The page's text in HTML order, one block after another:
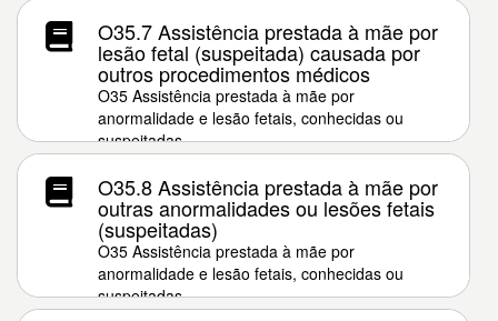
O35.7 Assistência prestada à mãe por
lesão fetal (suspeitada) causada por
outros procedimentos médicos
O35 Assistência prestada à mãe por
anormalidade e lesão fetais, conhecidas ou
suspeitadas
O35.8 Assistência prestada à mãe por
outras anormalidades ou lesões fetais
(suspeitadas)
O35 Assistência prestada à mãe por
anormalidade e lesão fetais, conhecidas ou
suspeitadas